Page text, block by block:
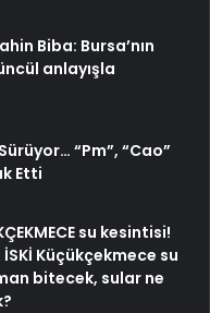
Biba: Bursa’nın
anlayışla
“Pm”, “Cao”
Etti
su kesintisi!
Küçükçekmece su
bitecek, sular ne